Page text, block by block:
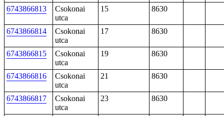
6743866813
Csokonai
utca
15 8630
6743866814
Csokonai
utca
17 8630
6743866815
Csokonai
utca
19 8630
6743866816
Csokonai
utca
21 8630
6743866817
Csokonai
utca
23 8630